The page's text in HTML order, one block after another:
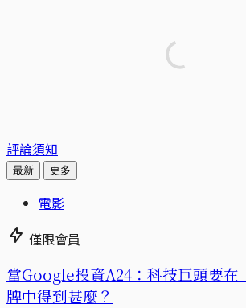
評論須知
最新 更多
電影
僅限會員
當Google投資A24：科技巨頭要在
牌中得到甚麼？